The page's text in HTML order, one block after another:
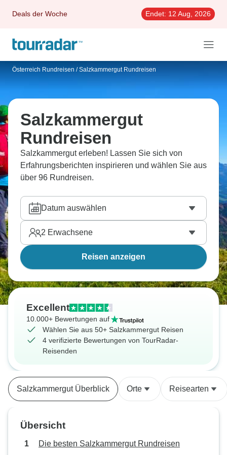
Deals der Woche Endet: 12 Aug, 2026
Österreich Rundreisen / Salzkammergut Rundreisen
Salzkammergut
Rundreisen
Salzkammergut erleben! Lassen Sie sich von
Erfahrungsberichten inspirieren und wählen Sie aus
über 96 Rundreisen.
Datum auswählen
2 Erwachsene
Reisen anzeigen
Excellent
10.000+ Bewertungen auf
Wählen Sie aus 50+ Salzkammergut Reisen
4 verifizierte Bewertungen von TourRadar-
Reisenden
Salzkammergut Überblick Orte Reisearten
Übersicht
Die besten Salzkammergut Rundreisen